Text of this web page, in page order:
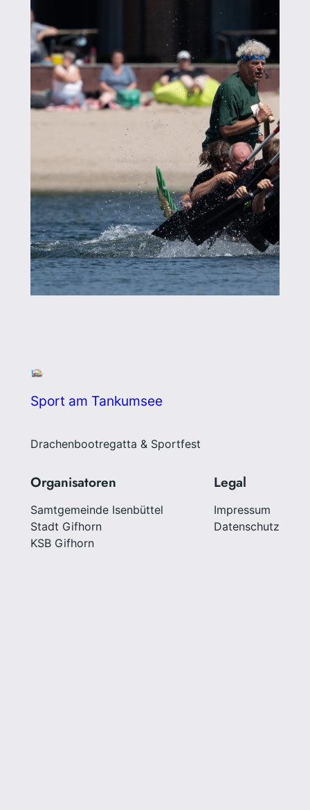
Sport am Tankumsee
Drachenbootregatta & Sportfest
Organisatoren
Samtgemeinde Isenbüttel
Stadt Gifhorn
KSB Gifhorn
Legal
Impressum
Datenschutz